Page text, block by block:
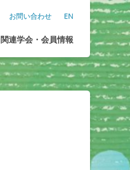
お問い合わせ EN
関連学会 ・会員情報